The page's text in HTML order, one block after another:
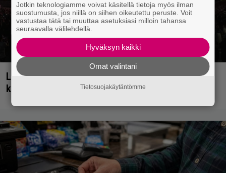
Livearvio: Kaikki häipyy, niin myös Eppu Normaali
kunniakkaasti keikkalavoilta
Jotkin teknologiamme voivat käsitellä tietoja myös ilman
suostumusta, jos niillä on siihen oikeutettu peruste. Voit
vastustaa tätä tai muuttaa asetuksiasi milloin tahansa
seuraavalla välilehdellä.
Hyväksyn kaikki
Omat valintani
Tietosuojakäytäntömme